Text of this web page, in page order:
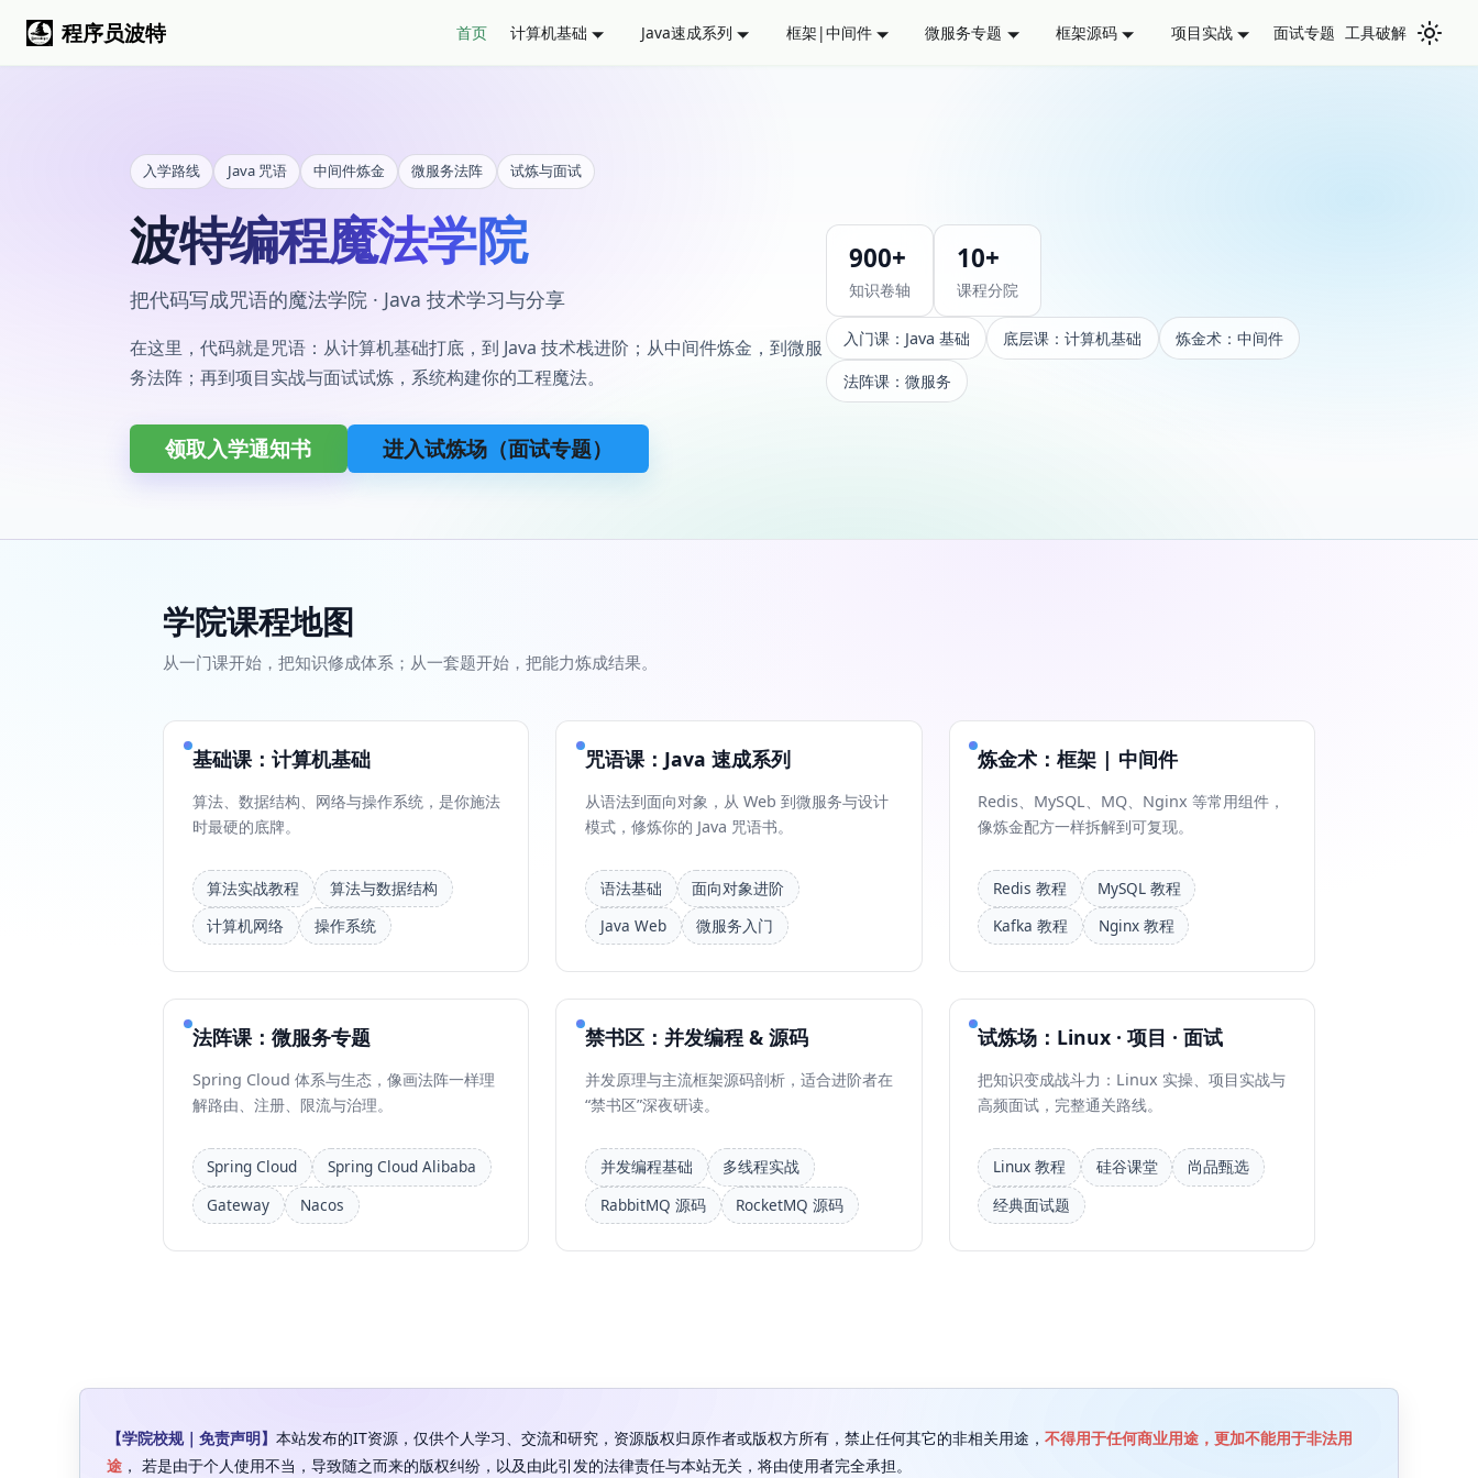
程序员波特 首页 计算机基础 Java速成系列 框架|中间件 微服务专题 框架源码 项目实战 面试专题 工具破解
入学路线 Java 咒语 中间件炼金 微服务法阵 试炼与面试
波特编程魔法学院
把代码写成咒语的魔法学院 · Java 技术学习与分享
在这里，代码就是咒语：从计算机基础打底，到 Java 技术栈进阶；从中间件炼金，到微服
务法阵；再到项目实战与面试试炼，系统构建你的工程魔法。
领取入学通知书 进入试炼场（面试专题）
900+
知识卷轴
10+
课程分院
入门课：Java 基础 底层课：计算机基础 炼金术：中间件
法阵课：微服务
学院课程地图
从一门课开始，把知识修成体系；从一套题开始，把能力炼成结果。
基础课：计算机基础
算法、数据结构、网络与操作系统，是你施法
时最硬的底牌。
算法实战教程
算法与数据结构
计算机网络
操作系统
咒语课：Java 速成系列
从语法到面向对象，从 Web 到微服务与设计
模式，修炼你的 Java 咒语书。
语法基础
面向对象进阶
Java Web
微服务入门
炼金术：框架 | 中间件
Redis、MySQL、MQ、Nginx 等常用组件，
像炼金配方一样拆解到可复现。
Redis 教程
MySQL 教程
Kafka 教程
Nginx 教程
法阵课：微服务专题
Spring Cloud 体系与生态，像画法阵一样理
解路由、注册、限流与治理。
Spring Cloud
Spring Cloud Alibaba
Gateway
Nacos
禁书区：并发编程 & 源码
并发原理与主流框架源码剖析，适合进阶者在
“禁书区”深夜研读。
并发编程基础
多线程实战
RabbitMQ 源码
RocketMQ 源码
试炼场：Linux · 项目 · 面试
把知识变成战斗力：Linux 实操、项目实战与
高频面试，完整通关路线。
Linux 教程 硅谷课堂
尚品甄选
经典面试题
【学院校规｜免责声明】 本站发布的IT资源，仅供个人学习、交流和研究，资源版权归原作者或版权方所有，禁止任何其它的非相关用途， 不得用于任何商业用途，更加不能用于非法用
途 ， 若是由于个人使用不当，导致随之而来的版权纠纷，以及由此引发的法律责任与本站无关，将由使用者完全承担。